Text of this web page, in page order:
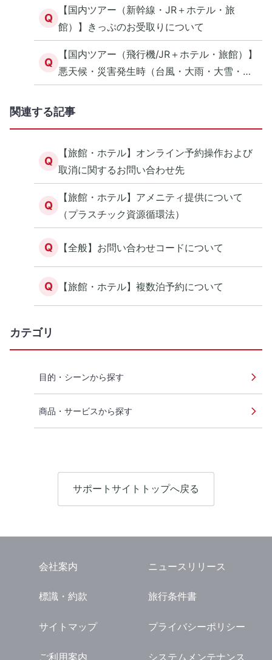
Q
【国内ツアー（新幹線・JR＋ホテル・旅
館）】きっぷのお受取りについて
Q
【国内ツアー（飛行機/JR＋ホテル・旅館）】
悪天候・災害発生時（台風・大雨・大雪・地
震等）の対応について（オンライン予約）
関連する記事
Q
【旅館・ホテル】オンライン予約操作および
取消に関するお問い合わせ先
Q
【旅館・ホテル】アメニティ提供について
（プラスチック資源循環法）
Q 【全般】お問い合わせコードについて
Q 【旅館・ホテル】複数泊予約について
カテゴリ
目的・シーンから探す
商品・サービスから探す
サポートサイトトップへ戻る
会社案内 ニュースリリース
標識・約款 旅行条件書
サイトマップ プライバシーポリシー
ご利用案内 システムメンテナンス